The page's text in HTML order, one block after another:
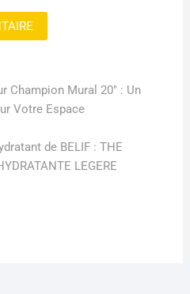
Champion Mural 20″ : Un
Votre Espace
de BELIF : THE
LEGERE